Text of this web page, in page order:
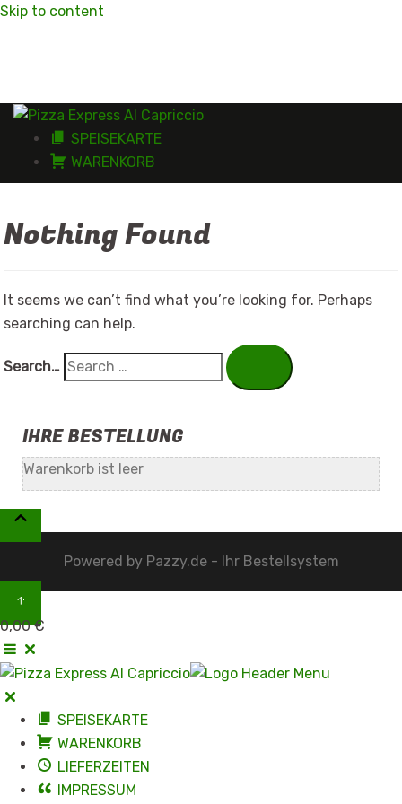
Skip to content
SPEISEKARTE
WARENKORB
Nothing Found
It seems we can’t find what you’re looking for. Perhaps
searching can help.
Search…
IHRE BESTELLUNG
Warenkorb ist leer
Powered by Pazzy.de - Ihr Bestellsystem
0,00 €
SPEISEKARTE
WARENKORB
LIEFERZEITEN
IMPRESSUM